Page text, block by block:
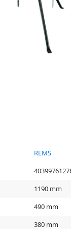
REMS
1190 mm
490 mm
380 mm